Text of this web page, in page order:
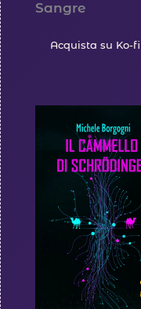
Sangre
Acquista su Ko-fi